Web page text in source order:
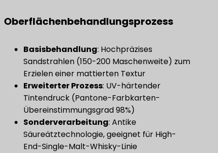
Oberflächenbehandlungsprozess
​Basisbehandlung​​: Hochpräzises
Sandstrahlen (150-200 Maschenweite) zum
Erzielen einer mattierten Textur
​Erweiterter Prozess​​: UV-härtender
Tintendruck (Pantone-Farbkarten-
Übereinstimmungsgrad 98%)
​Sonderverarbeitung​​: Antike
Säureätztechnologie, geeignet für High-
End-Single-Malt-Whisky-Linie